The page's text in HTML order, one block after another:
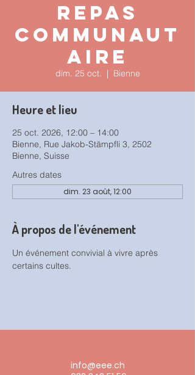
Repas
communaut
aire
dim. 25 oct.
  |
Bienne
Heure et lieu
25 oct. 2026, 12:00 – 14:00
Bienne, Rue Jakob-Stämpfli 3, 2502
Bienne, Suisse
Autres dates
dim. 23 août, 12:00
À propos de l'événement
Un événement convivial à vivre après
certains cultes.
info@eee.ch